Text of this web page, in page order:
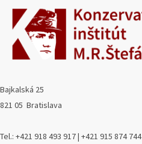
Bajkalská 25
821 05 Bratislava
Tel.: +421 918 493 917 | +421 915 874 744